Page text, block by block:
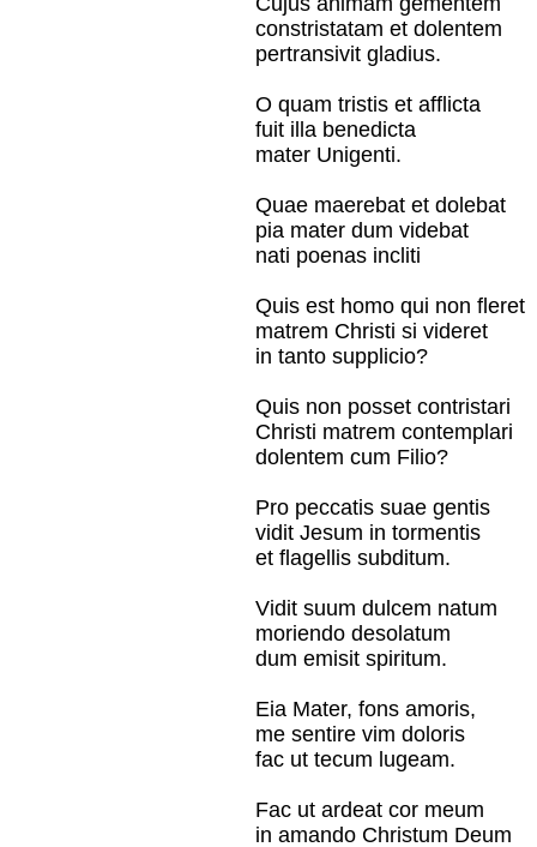
constristatam et dolentem
pertransivit gladius.
O quam tristis et afflicta
fuit illa benedicta
mater Unigenti.
Quae maerebat et dolebat
pia mater dum videbat
nati poenas incliti
Quis est homo qui non fleret
matrem Christi si videret
in tanto supplicio?
Quis non posset contristari
Christi matrem contemplari
dolentem cum Filio?
Pro peccatis suae gentis
vidit Jesum in tormentis
et flagellis subditum.
Vidit suum dulcem natum
moriendo desolatum
dum emisit spiritum.
Eia Mater, fons amoris,
me sentire vim doloris
fac ut tecum lugeam.
Fac ut ardeat cor meum
in amando Christum Deum